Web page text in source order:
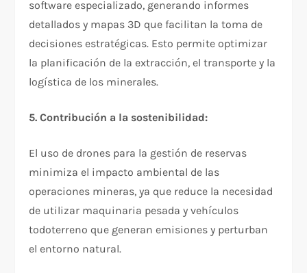
software especializado, generando informes
detallados y mapas 3D que facilitan la toma de
decisiones estratégicas. Esto permite optimizar
la planificación de la extracción, el transporte y la
logística de los minerales.
5. Contribución a la sostenibilidad:
El uso de drones para la gestión de reservas
minimiza el impacto ambiental de las
operaciones mineras, ya que reduce la necesidad
de utilizar maquinaria pesada y vehículos
todoterreno que generan emisiones y perturban
el entorno natural.